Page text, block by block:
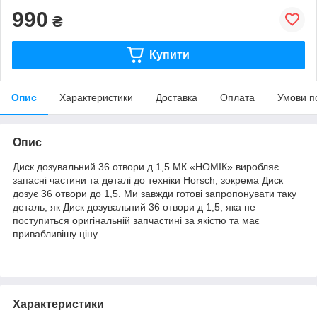
990 ₴
Купити
Опис Характеристики Доставка Оплата Умови
Опис
Диск дозувальний 36 отвори д 1,5 МК «НОМІК» виробляє
запасні частини та деталі до техніки Horsch, зокрема Диск
дозує 36 отвори до 1,5. Ми завжди готові запропонувати таку
деталь, як Диск дозувальний 36 отвори д 1,5, яка не
поступиться оригінальній запчастині за якістю та має
привабливішу ціну.
Характеристики